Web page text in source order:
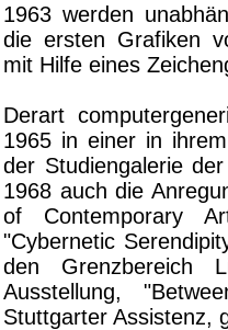
1963 werden
die ersten Grafiken
mit Hilfe eines
Derart
1965 in einer in
der Studiengalerie
1968 auch die
of Contemporary
"Cybernetic
den Grenzbereich
Ausstellung,
Stuttgarter Assistenz,